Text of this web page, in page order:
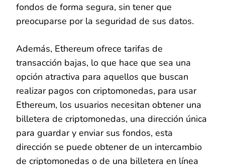
fondos de forma segura, sin tener que
preocuparse por la seguridad de sus datos.
Además, Ethereum ofrece tarifas de
transacción bajas, lo que hace que sea una
opción atractiva para aquellos que buscan
realizar pagos con criptomonedas, para usar
Ethereum, los usuarios necesitan obtener una
billetera de criptomonedas, una dirección única
para guardar y enviar sus fondos, esta
dirección se puede obtener de un intercambio
de criptomonedas o de una billetera en línea